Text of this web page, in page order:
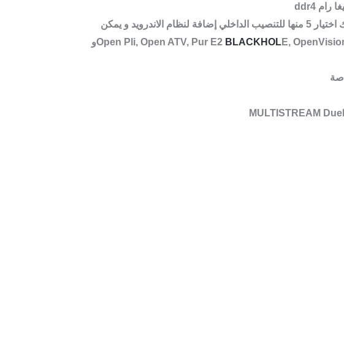
ddr4
يدعم أكثر من 20 صورة انغما 2 كما جرت العادة، متوافقة بأحدث النسخ لفرق عالمية حيث يمكنك اختيار 5 منها للتنصيب الداخلي إضافة لنظام الاندرويد و يمكن
Open Pli, Open ATV, Pur E2 BLACKHOLE,
و
MULTISTREAM